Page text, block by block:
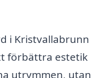
i Kristvallabrunn
förbättra estetik
utrymmen, utan